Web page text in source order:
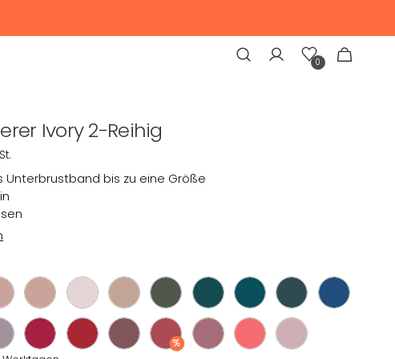
Blogger Favoriten
SALE
OUTLET
Wunschliste
0
Warenkorb
0
Ivory 2-Reihig
Unterbrustband bis zu eine Größe